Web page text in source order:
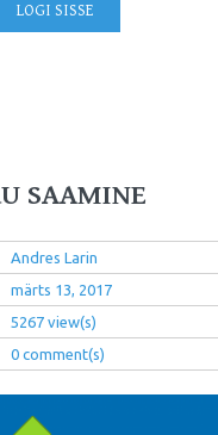
LOGI SISSE
SAAMINE
Andres Larin
märts 13, 2017
5267 view(s)
0 comment(s)